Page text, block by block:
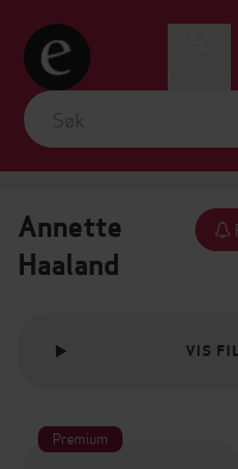
Annette
Haaland
VIS
Premium